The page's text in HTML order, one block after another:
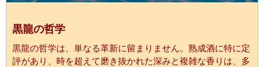
黒龍の哲学
黒龍の哲学は、単なる革新に留まりません。熟成酒に特に定
評があり、時を超えて磨き抜かれた深みと複雑な香りは、多